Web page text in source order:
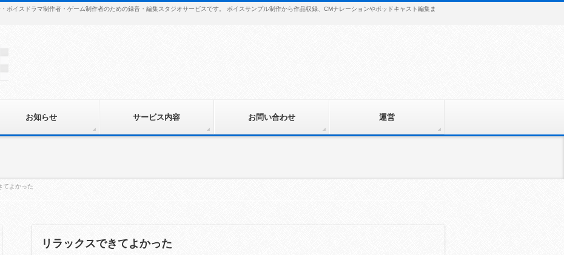
ボイスドラマ制作者・ゲーム制作者のための録音・編集スタジオサービスです。 ボイスサンプル制作から作品収録、CMナレーションやポッドキャスト編集ま
お知らせ サービス内容 お問い合わせ 運営
てよかった
リラックスできてよかった